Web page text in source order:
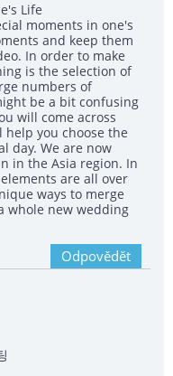
Life
moments in one's
and keep them
In order to make
is the selection of
numbers of
be a bit confusing
will come across
you choose the
day. We are now
in the Asia region. In
are all over
ways to merge
whole new wedding
Odpovědět